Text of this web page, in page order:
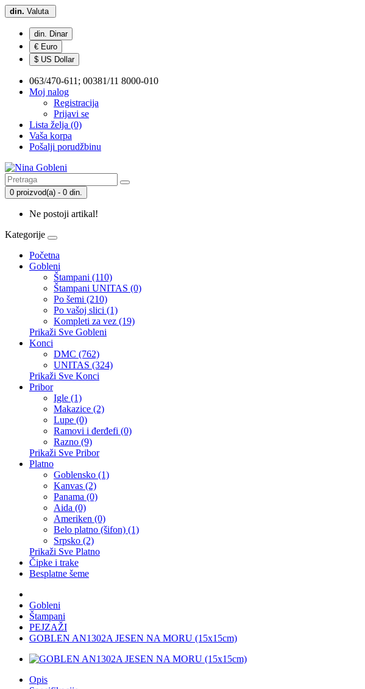
din. Valuta
din. Dinar
€ Euro
$ US Dollar
063/470-611; 00381/11 8000-010
Moj nalog
Registracija
Prijavi se
Lista želja (0)
Vaša korpa
Pošalji porudžbinu
0 proizvod(a) - 0 din.
Ne postoji artikal!
Kategorije
Početna
Gobleni
Štampani (110)
Štampani UNITAS (0)
Po šemi (210)
Po vašoj slici (1)
Kompleti za vez (19)
Prikaži Sve Gobleni
Konci
DMC (762)
UNITAS (324)
Prikaži Sve Konci
Pribor
Igle (1)
Makazice (2)
Lupe (0)
Ramovi i đerđefi (0)
Razno (9)
Prikaži Sve Pribor
Platno
Goblensko (1)
Kanvas (2)
Panama (0)
Aida (0)
Ameriken (0)
Belo platno (šifon) (1)
Srpsko (2)
Prikaži Sve Platno
Čipke i trake
Besplatne šeme
Gobleni
Štampani
PEJZAŽI
GOBLEN AN1302A JESEN NA MORU (15x15cm)
Opis